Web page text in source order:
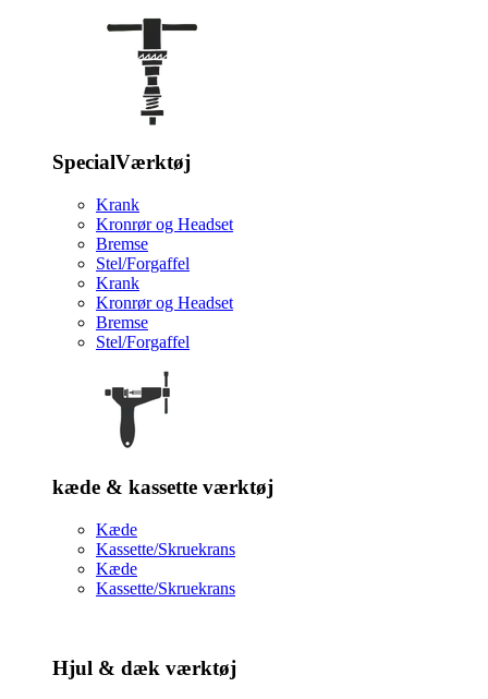
SpecialVærktøj
Krank
Kronrør og Headset
Bremse
Stel/Forgaffel
Krank
Kronrør og Headset
Bremse
Stel/Forgaffel
kæde & kassette værktøj
Kæde
Kassette/Skruekrans
Kæde
Kassette/Skruekrans
Hjul & dæk værktøj